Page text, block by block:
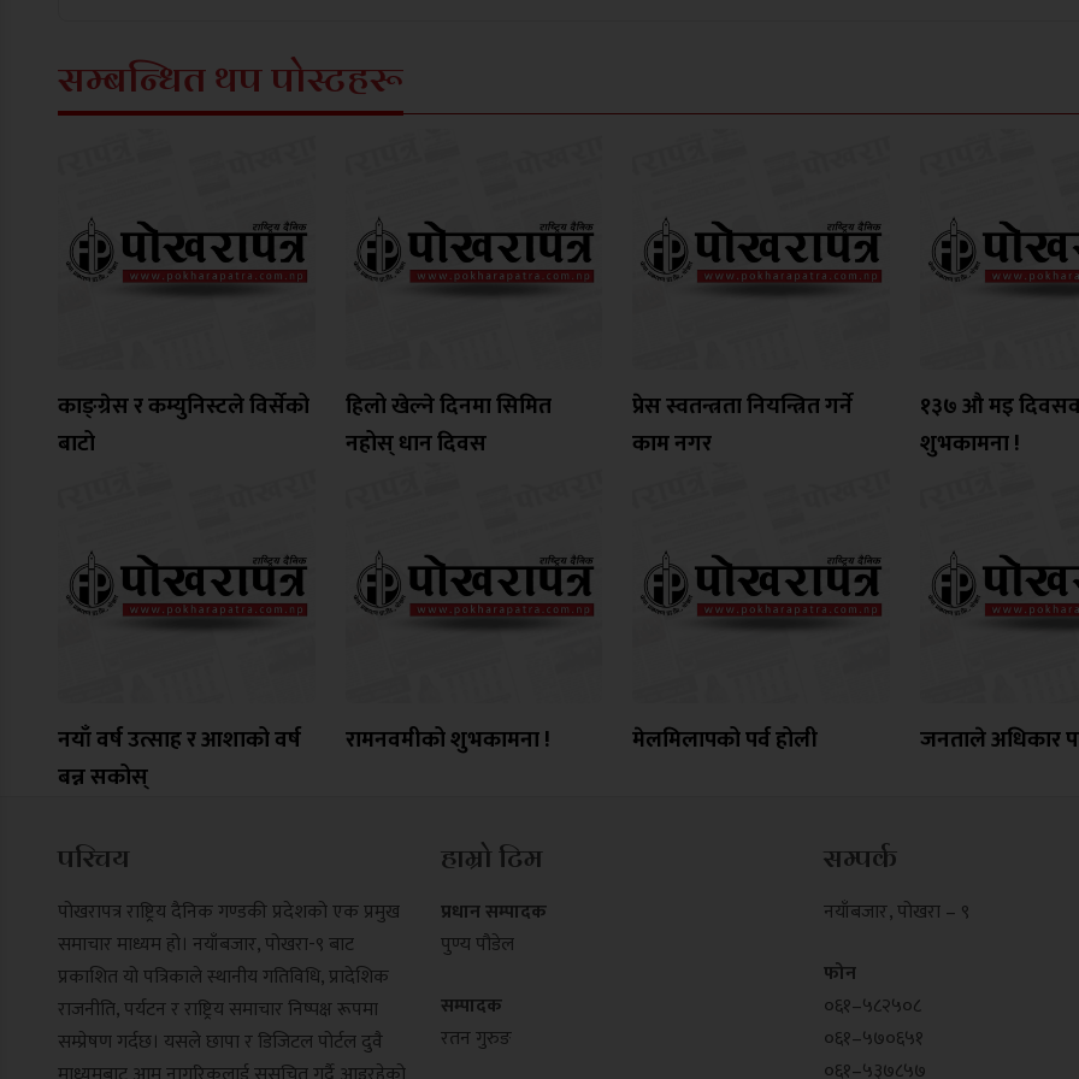
सम्बन्धित थप पोस्टहरू
काङ्ग्रेस र कम्युनिस्टले विर्सेको
बाटो
हिलो खेल्ने दिनमा सिमित
नहोस् धान दिवस
प्रेस स्वतन्त्रता नियन्त्रित गर्ने
काम नगर
१३७ औ मइ
शुभकामना !
नयाँ वर्ष उत्साह र आशाको वर्ष
बन्न सकोस्
रामनवमीको शुभकामना ! मेलमिलापको पर्व होली जनताले अधिकार
परिचय
पोखरापत्र राष्ट्रिय दैनिक गण्डकी प्रदेशको एक प्रमुख
समाचार माध्यम हो। नयाँबजार, पोखरा-९ बाट
प्रकाशित यो पत्रिकाले स्थानीय गतिविधि, प्रादेशिक
राजनीति, पर्यटन र राष्ट्रिय समाचार निष्पक्ष रूपमा
सम्प्रेषण गर्दछ। यसले छापा र डिजिटल पोर्टल दुवै
हाम्रो टिम
प्रधान सम्पादक
पुण्य पौडेल
सम्पादक
रतन गुरुङ
सम्पर्क
नयाँबजार , पोखरा – ९
फोन
०६१–५८२५०८
०६१–५७०६५१
०६१–५३७८५७